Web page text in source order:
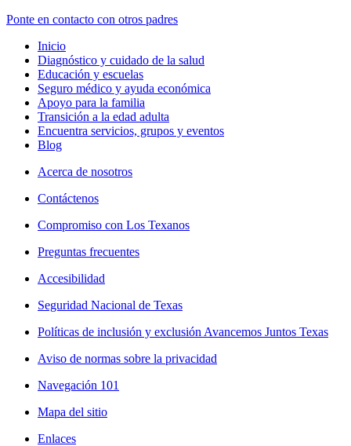
Ponte en contacto con otros padres
Inicio
Diagnóstico y cuidado de la salud
Educación y escuelas
Seguro médico y ayuda económica
Apoyo para la familia
Transición a la edad adulta
Encuentra servicios, grupos y eventos
Blog
Acerca de nosotros
Contáctenos
Compromiso con Los Texanos
Preguntas frecuentes
Accesibilidad
Seguridad Nacional de Texas
Políticas de inclusión y exclusión Avancemos Juntos Texas
Aviso de normas sobre la privacidad
Navegación 101
Mapa del sitio
Enlaces